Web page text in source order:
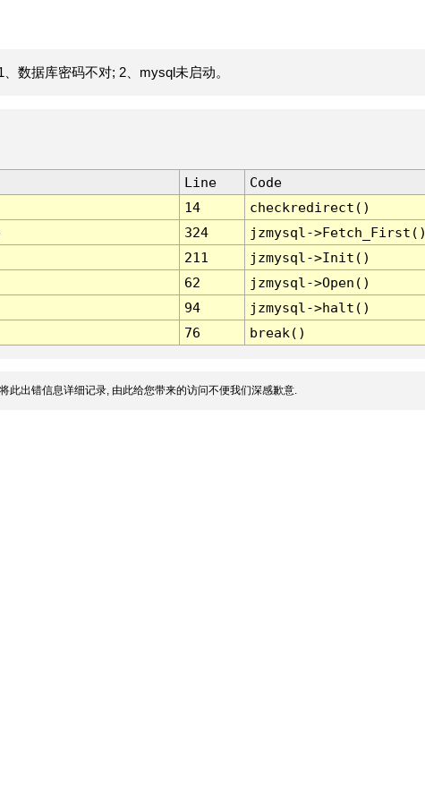
数据库密码不对; 2、mysql未启动。
Line
Code
14
checkredirect()
324
jzmysql-
211
jzmysql->Init()
62
jzmysql->Open()
94
jzmysql->halt()
76 break()
此出错信息详细记录, 由此给您带来的访问不便我们深感歉意.